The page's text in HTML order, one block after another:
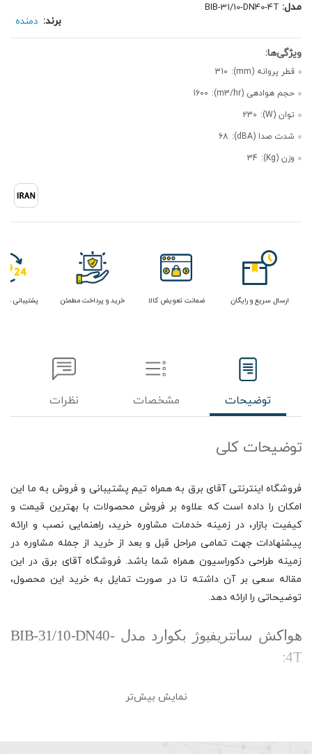
مدل:
برند: دمنده
قطر پروانه (mm):
310
حجم هوادهی (m3/hr):
1600
توان (W):
230
شدت صدا (dBA):
68
وزن (Kg):
34
ارسال سریع و رایگان ضمانت تعویض کالا خرید و پرداخت مطمئن پشتیبانی
توضیحات مشخصات نظرات
توضیحات کلی
فروشگاه اینترنتی آقای برق به همراه تیم پشتیبانی و فروش به ما این
امکان را داده است که علاوه بر فروش محصولات با بهترین قیمت و
کیفیت بازار، در زمینه خدمات مشاوره خرید، راهنمایی نصب و ارائه
پیشنهادات جهت تمامی مراحل قبل و بعد از خرید از جمله مشاوره در
زمینه طراحی دکوراسیون همراه شما باشد. فروشگاه آقای برق در این
مقاله سعی بر آن داشته تا در صورت تمایل به خرید این محصول،
توضیحاتی را ارائه دهد.
هواکش سانتریفیوژ بکوارد مدل BIB-31/10-DN40-
4T:
فن سانتریفیوژ یک هواکش گریز از مرکز مکانیکی است که برای گردش
نمایش بیش‌تر